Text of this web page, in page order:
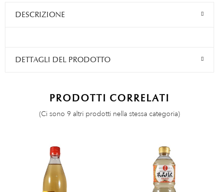
DESCRIZIONE
DETTAGLI DEL PRODOTTO
PRODOTTI CORRELATI
(Ci sono 9 altri prodotti nella stessa categoria)